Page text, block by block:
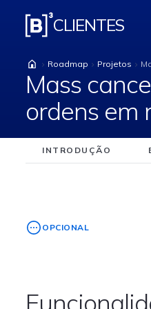
MassCLIENTES
Roadmap Projetos
Mass
ordens em
INTRODUÇÃO
OPCIONAL